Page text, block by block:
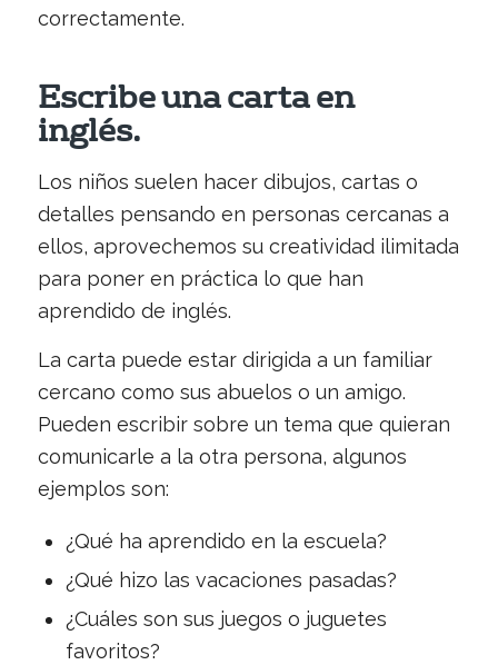
correctamente.
Escribe una carta en
inglés.
Los niños suelen hacer dibujos, cartas o
detalles pensando en personas cercanas a
ellos, aprovechemos su creatividad ilimitada
para poner en práctica lo que han
aprendido de inglés.
La carta puede estar dirigida a un familiar
cercano como sus abuelos o un amigo.
Pueden escribir sobre un tema que quieran
comunicarle a la otra persona, algunos
ejemplos son:
¿Qué ha aprendido en la escuela?
¿Qué hizo las vacaciones pasadas?
¿Cuáles son sus juegos o juguetes
favoritos?